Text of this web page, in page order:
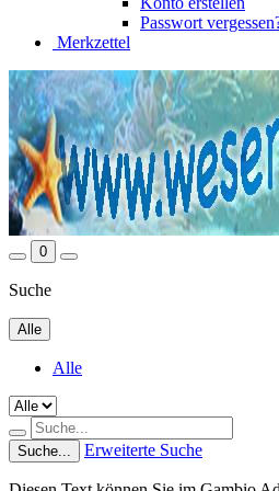
Passwort
Merkzettel
0
Suche
Alle
Alle
Suche... Erweiterte Suche